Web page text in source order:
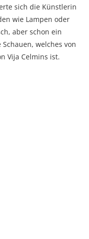
sich die Künstlerin
wie Lampen oder
aber schon ein
welches von
Vija Celmins ist.